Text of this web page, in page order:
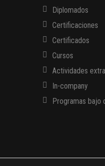
Diplomados
Certificaciones
Certificados
Cursos
Actividades
In-company
Programas bajo